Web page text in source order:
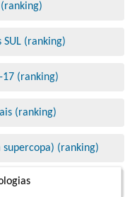
SUL (ranking)
17 (ranking)
(ranking)
(ranking)
(ranking)